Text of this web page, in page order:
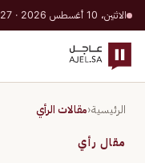
الاثنين، 10 أغسطس 2026 · 27 صفر 1448 هـ
الرئيسية‹مقالات الرأي
مقال رأي